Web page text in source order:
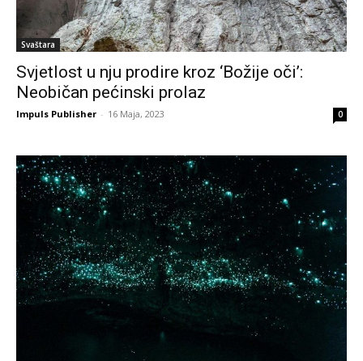
Svaštara
Svjetlost u nju prodire kroz ‘Božije oči’:
Neobičan pećinski prolaz
Impuls Publisher - 16 Maja, 2023 0